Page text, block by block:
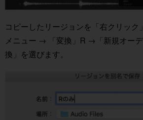
コピーしたリージョンを「右クリック
メニュー → 「変換」R →「新規オー
換」を選びます。